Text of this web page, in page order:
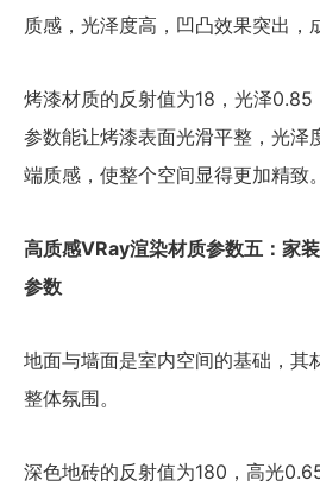
质感，光泽度高，凹凸效果突出，
烤漆材质的反射值为18，光泽0.85
参数能让烤漆表面光滑平整，光泽
端质感，使整个空间显得更加精致。
高质感VRay渲染材质参数五：家
参数
地面与墙面是室内空间的基础，其
整体氛围。
深色地砖的反射值为180，高光